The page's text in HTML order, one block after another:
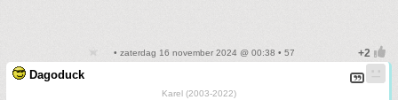
• zaterdag 16 november 2024 @ 00:38 • 57
Dagoduck
Karel (2003-2022)